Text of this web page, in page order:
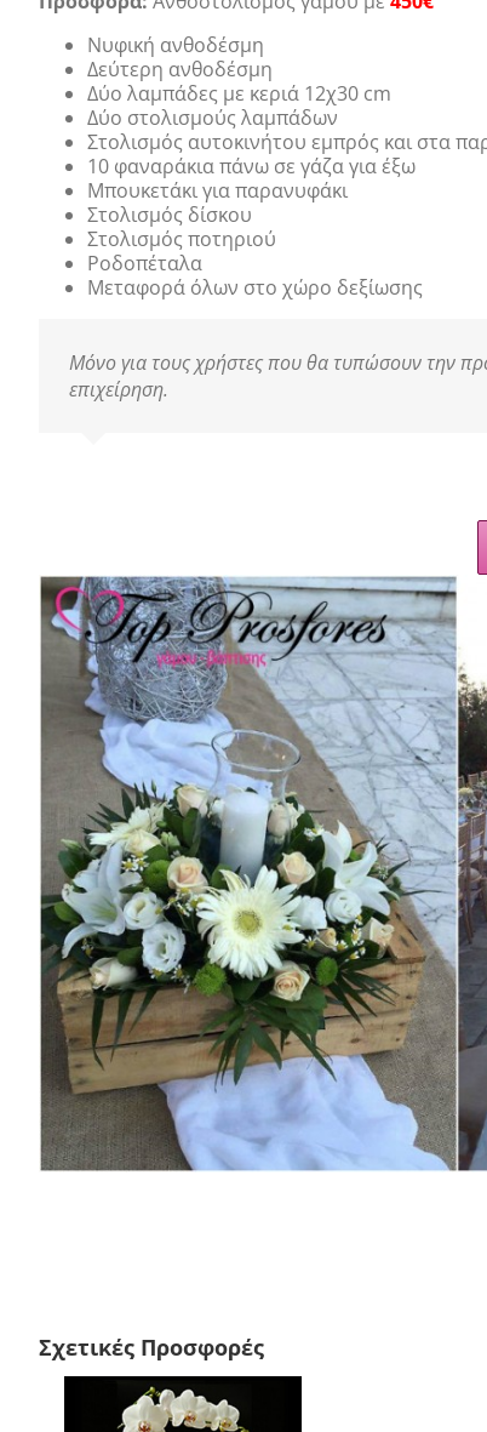
Νυφική ανθοδέσμη
Δεύτερη ανθοδέσμη
Δύο λαμπάδες με κεριά 12χ30 cm
Δύο στολισμούς λαμπάδων
Στολισμός αυτοκινήτου εμπρός και στα
10 φαναράκια πάνω σε γάζα για έξω
Μπουκετάκι για παρανυφάκι
Στολισμός δίσκου
Στολισμός ποτηριού
Ροδοπέταλα
Μεταφορά όλων στο χώρο δεξίωσης
Μόνο για τους χρήστες που θα τυπώσουν την
επιχείρηση.
Σχετικές Προσφορές